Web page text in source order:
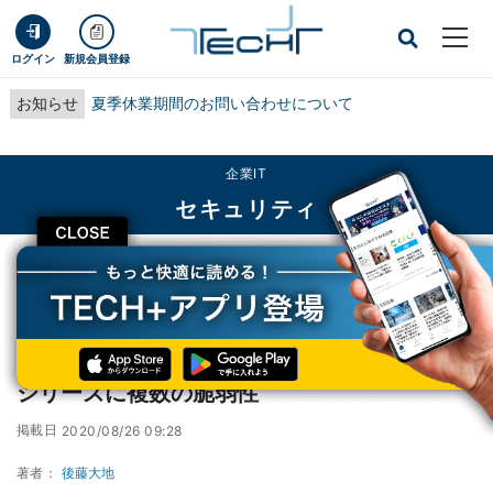
ログイン 新規会員登録
お知らせ 夏季休業期間のお問い合わせについて
CLOSE
企業IT
セキュリティ
TECH+ 企業IT
セキュリティ
トレンドマイクロのInterScan Web Securityシリーズに複数の脆弱性
トレンドマイクロのInterScan Web Security
シリーズに複数の脆弱性
掲載日 2020/08/26 09:28
著者： 後藤大地